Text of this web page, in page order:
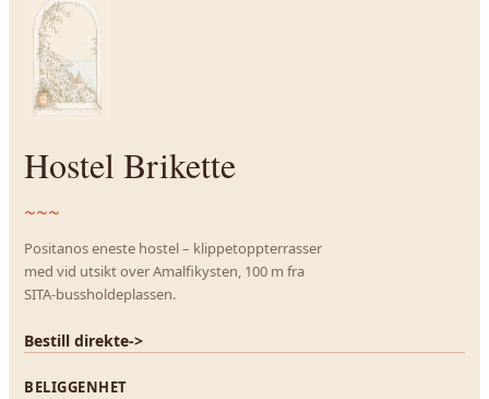
Hostel Brikette
~~~
Positanos eneste hostel – klippetoppterrasser
med vid utsikt over Amalfikysten, 100 m fra
SITA-bussholdeplassen.
Bestill direkte->
BELIGGENHET